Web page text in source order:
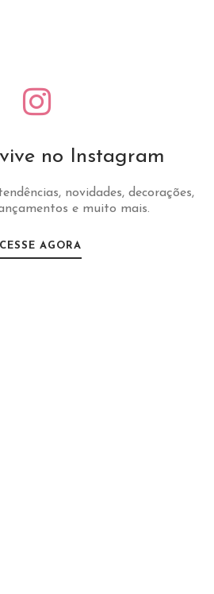
no Instagram
novidades, decorações,
e muito mais.
AGORA